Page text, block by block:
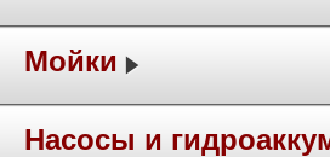
Мойки
Насосы и